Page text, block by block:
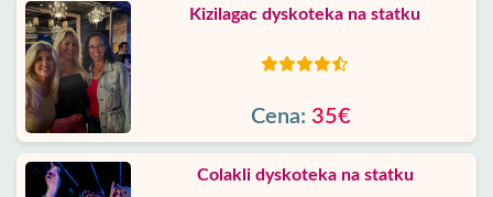
Kizilagac dyskoteka na statku
Cena: 35€
Colakli dyskoteka na statku